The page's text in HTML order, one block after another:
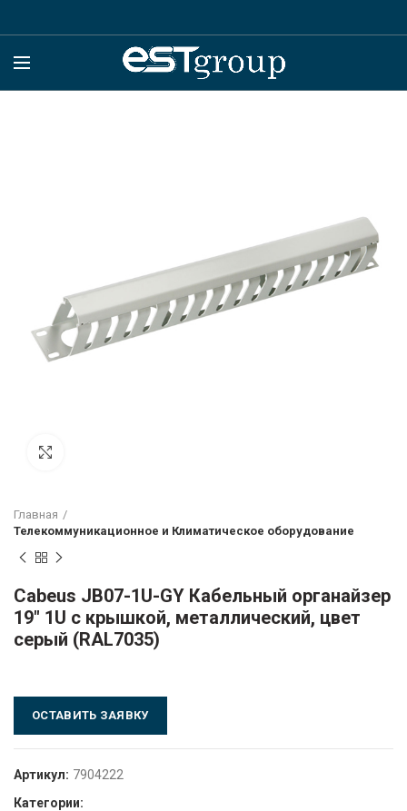
Главная
Телекоммуникационное и Климатическое оборудование
Cabeus JB07-1U-GY Кабельный органайзер
19″ 1U с крышкой, металлический, цвет
серый (RAL7035)
ОСТАВИТЬ ЗАЯВКУ
Артикул: 7904222
Категории: